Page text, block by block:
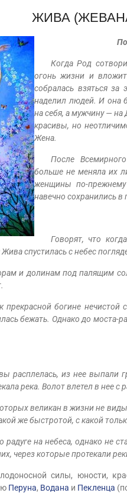
ЖИВА
Когда Род
огонь жизни и
собралась взяться
наделил людей. И она
на себя, а мужчину —
красивы, но
Жена.
После
больше не меняла их
женщины по-
навечно сохранились в
Говорят, что
спустилась с небес
и долинам под палящим
богине нечистой
бежать. Однако до
расплелась, из нее выпали
река. Волот влетел в нее с
великан в жизни не
же быстротой, с какой
на небеса, однако не
через которые протекали
силы, юности,
Перуна, Водана и Пекленца